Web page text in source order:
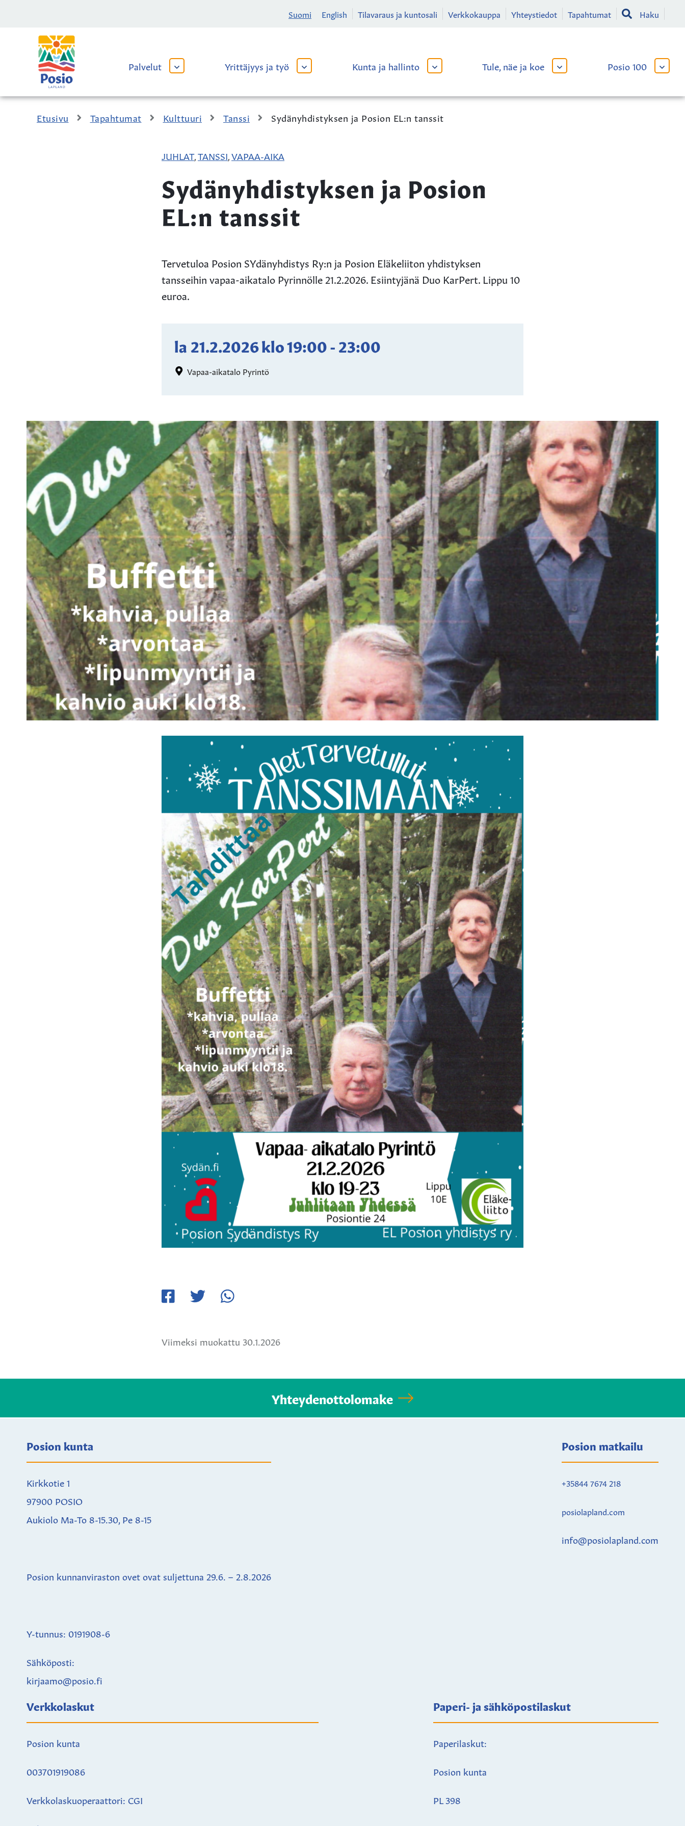
Suomi English Tilavaraus ja kuntosali Verkkokauppa Yhteystiedot Tapahtumat Haku
Kaupungin
logo
Palvelut
AVAA
ALAVALIKKO
Yrittäjyys ja työ
AVAA
ALAVALIKKO
Kunta ja hallinto
AVAA
ALAVALIKKO
Tule, näe ja koe
AVAA
ALAVALIKKO
Posio 100
AVAA
Etusivu Tapahtumat Kulttuuri Tanssi Sydänyhdistyksen ja Posion EL:n tanssit
JUHLAT, TANSSI VAPAA-AIKA
Sydänyhdistyksen ja Posion
EL:n tanssit
Tervetuloa Posion SYdänyhdistys Ry:n ja Posion Eläkeliiton yhdistyksen
tansseihin vapaa-aikatalo Pyrinnölle 21.2.2026. Esiintyjänä Duo KarPert. Lippu 10
euroa.
la 21.2.2026klo19:00-23:00
Vapaa-aikatalo Pyrintö
Viimeksi muokattu 30.1.2026
Yhteydenottolomake
Posion kunta
Kirkkotie 1
97900 POSIO
Aukiolo Ma-To 8-15.30, Pe 8-15
Posion kunnanviraston ovet ovat suljettuna 29.6. – 2.8.2026
Y-tunnus: 0191908-6
Sähköposti:
kirjaamo@posio.fi
Posion matkailu
+35844 7674 218
posiolapland.com
info@posiolapland.com
Verkkolaskut
Posion kunta
003701919086
Verkkolaskuoperaattori: CGI
Paperi- ja sähköpostilaskut
Paperilaskut:
Posion kunta
PL 398